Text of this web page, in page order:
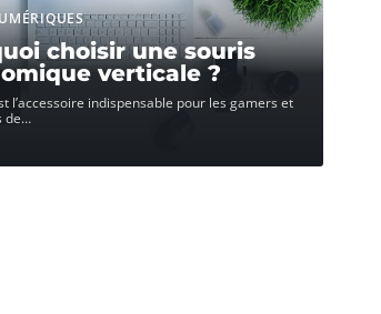
choisir une souris
verticale ?
l’accessoire indispensable pour les gamers et
de…